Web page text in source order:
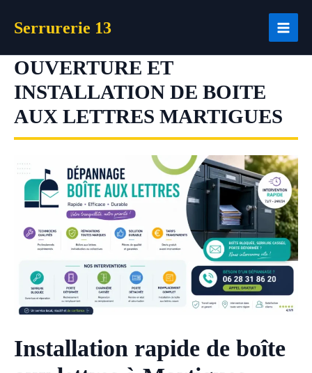
Serrurerie 13
OUVERTURE ET
INSTALLATION DE BOITE
AUX LETTRES MARTIGUES
Installation rapide de boîte